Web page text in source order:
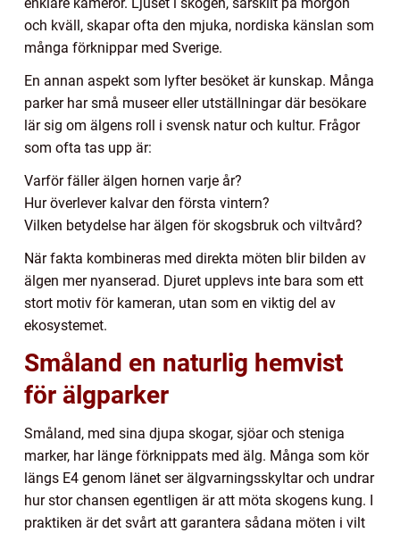
och kväll, skapar ofta den mjuka, nordiska känslan som
många förknippar med Sverige.
En annan aspekt som lyfter besöket är kunskap. Många
parker har små museer eller utställningar där besökare
lär sig om älgens roll i svensk natur och kultur. Frågor
som ofta tas upp är:
Varför fäller älgen hornen varje år?
Hur överlever kalvar den första vintern?
Vilken betydelse har älgen för skogsbruk och viltvård?
När fakta kombineras med direkta möten blir bilden av
älgen mer nyanserad. Djuret upplevs inte bara som ett
stort motiv för kameran, utan som en viktig del av
ekosystemet.
Småland en naturlig hemvist
för älgparker
Småland, med sina djupa skogar, sjöar och steniga
marker, har länge förknippats med älg. Många som kör
längs E4 genom länet ser älgvarningsskyltar och undrar
hur stor chansen egentligen är att möta skogens kung. I
praktiken är det svårt att garantera sådana möten i vilt